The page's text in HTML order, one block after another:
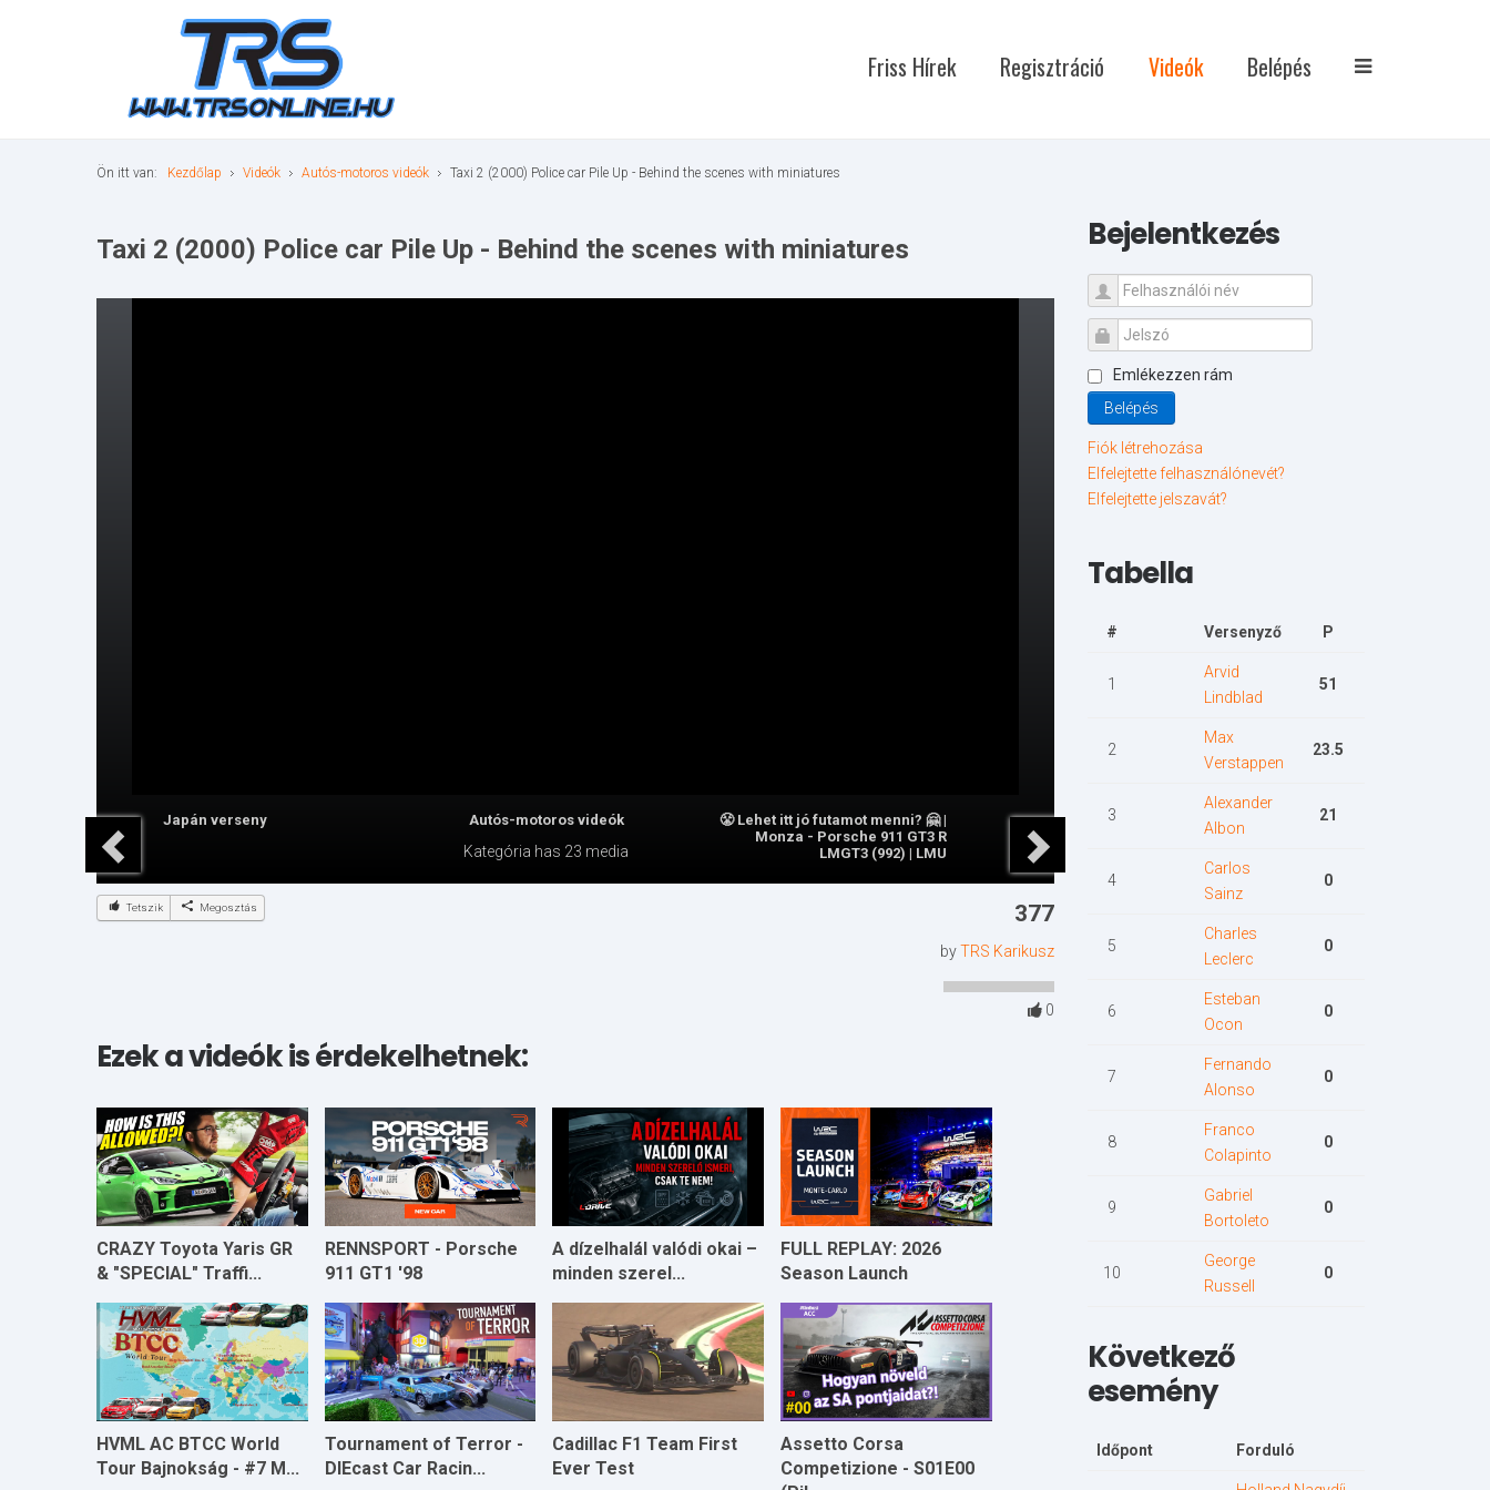
Friss Hírek Regisztráció Videók Belépés
Ön itt van: Kezdőlap Videók Autós-motoros videók Taxi 2 (2000) Police car Pile Up - Behind the scenes with miniatures
Taxi 2 (2000) Police car Pile Up - Behind the scenes with miniatures
Japán verseny Autós-motoros videók
Kategória has 23 media
😤 Lehet itt jó futamot menni? 🤗 |
Monza - Porsche 911 GT3 R
LMGT3 (992) | LMU
Tetszik Megosztás 377
byTRS Karikusz
0
Ezek a videók is érdekelhetnek:
CRAZY Toyota Yaris GR
& "SPECIAL" Traffi...
RENNSPORT - Porsche
911 GT1 '98
A dízelhalál valódi okai –
minden szerel...
FULL REPLAY: 2026
Season Launch
HVML AC BTCC World
Tour Bajnokság - #7 M...
Tournament of Terror -
DIEcast Car Racin...
Cadillac F1 Team First
Ever Test
Assetto Corsa
Competizione - S01E00
Bejelentkezés
Emlékezzen rám
Belépés
Fiók létrehozása
Elfelejtette felhasználónevét?
Elfelejtette jelszavát?
Tabella
# Versenyző P
1
Arvid
Lindblad
51
2
Max
Verstappen
23.5
3
Alexander
Albon
21
4
Carlos
Sainz
0
5
Charles
Leclerc
0
6
Esteban
Ocon
0
7
Fernando
Alonso
0
8
Franco
Colapinto
0
9
Gabriel
Bortoleto
0
10
George
Russell
0
Következő
esemény
Időpont Forduló